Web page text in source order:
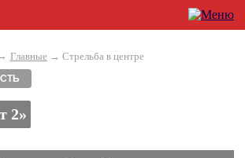
Главные → Стрельба в центре
2»